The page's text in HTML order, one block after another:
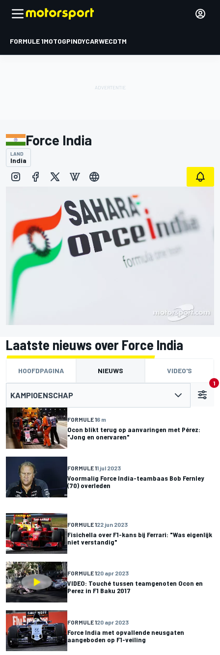
FORMULE 1MOTOGPINDYCARWECDTM
Force India
LAND
India
Laatste nieuws over Force India
HOOFDPAGINA NIEUWS VIDEO'S
KAMPIOENSCHAP
1
FORMULE 16 m
Ocon blikt terug op aanvaringen met Pérez:
"Jong en onervaren"
FORMULE 11 jul 2023
Voormalig Force India-teambaas Bob Fernley
(70) overleden
FORMULE 122 jun 2023
Fisichella over F1-kans bij Ferrari: "Was eigenlijk
niet verstandig"
FORMULE 120 apr 2023
VIDEO: Touché tussen teamgenoten Ocon en
Perez in F1 Baku 2017
FORMULE 120 apr 2023
Force India met opvallende neusgaten
aangeboden op F1-veiling